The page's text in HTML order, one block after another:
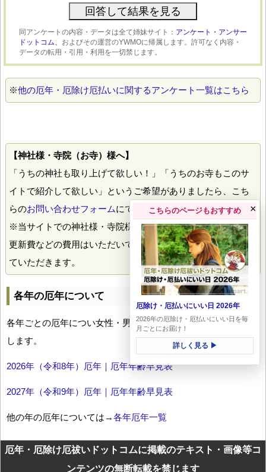
同アンケートの内容・データは全て姉妹サイト： アンケート・アンサー
ドットコム、 およびその運営のYWMOに帰属します。許可なく内容・
データの転用・引用・利用を一切禁じます。
※他の厄年・厄除け厄払いに関するアンケート一覧はこちら
【神社様・寺院（お寺）様へ】
「うちの神社も取り上げて欲しい！」「うちのお寺もこのサ
イトで紹介して欲しい」というご希望がありましたら、こち
らのお問い合わせフォームにて掲載のご希望送付下さい。
※当サイトでの神社様・寺院様の掲載には、とくに掲載料や
更新費などの費用はいただいておりません。喜んで掲載させ
ていただきます。
各年の厄年について
各年ごとの厄年につい女性・男性の年齢早見表とともにお伝え
します。
2026年（令和8年）厄年｜厄年年齢早見表
2027年（令和9年）厄年｜厄年年齢早見表
他の年の厄年については→各年厄年一覧
厄年・厄除け厄祓いドットコムに掲載のテキスト・画像等コ
ンテンツの無断転載を禁じます
こちらのページもおすすめ
厄除け・厄払いにいい日 2026年
2026年の厄除け・厄払いにいい日を毎
月ごとにお届け！
詳しく見る ▶
×